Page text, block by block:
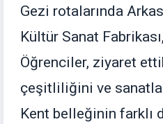
Gezi rotalarında
Kültür Sanat
Öğrenciler, ziyaret
çeşitliliğini ve sanatla
Kent belleğinin farklı